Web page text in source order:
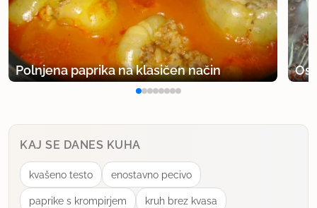
Polnjena paprika na klasičen način
KAJ SE DANES KUHA
kvašeno testo enostavno pecivo
paprike s krompirjem kruh brez kvasa